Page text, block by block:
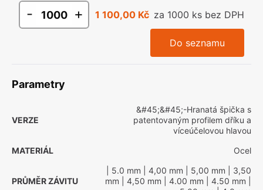
- + 1 100,00 Kč za 1000 ks bez DPH
Do seznamu
Parametry
VERZE
&#45;&#45;-Hranatá špička s
patentovaným profilem dříku a
víceúčelovou hlavou
MATERIÁL
Ocel
PRŮMĚR ZÁVITU
| 5.0 mm | 4,00 mm | 5,00 mm | 3,50
mm | 4,50 mm | 4.00 mm | 4.50 mm